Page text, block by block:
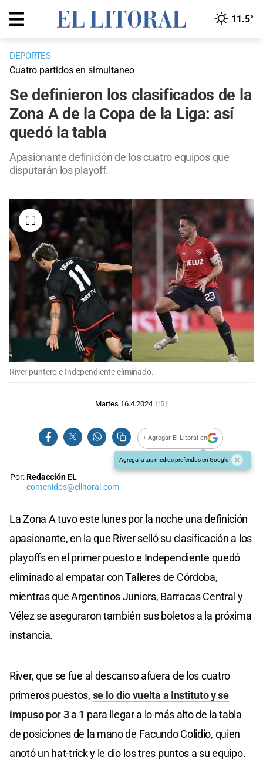
11.5°
DEPORTES
Cuatro partidos en simultaneo
Se definieron los clasificados de la
Zona A de la Copa de la Liga: así
quedó la tabla
Apasionante definición de los cuatro equipos que
disputarán los playoff.
River puntero e Independiente eliminado.
Martes 16.4.2024 1:51
+ Agregar El Litoral en
Agregar a tus medios preferidos en Google
Por:Redacción EL
contenidos@ellitoral.com
La Zona A tuvo este lunes por la noche una definición
apasionante, en la que River selló su clasificación a los
playoffs en el primer puesto e Independiente quedó
eliminado al empatar con Talleres de Córdoba,
mientras que Argentinos Juniors, Barracas Central y
Vélez se aseguraron también sus boletos a la próxima
instancia.
River, que se fue al descanso afuera de los cuatro
primeros puestos, se lo dio vuelta a Instituto y se
impuso por 3 a 1 para llegar a lo más alto de la tabla
de posiciones de la mano de Facundo Colidio, quien
anotó un hat-trick y le dio los tres puntos a su equipo.